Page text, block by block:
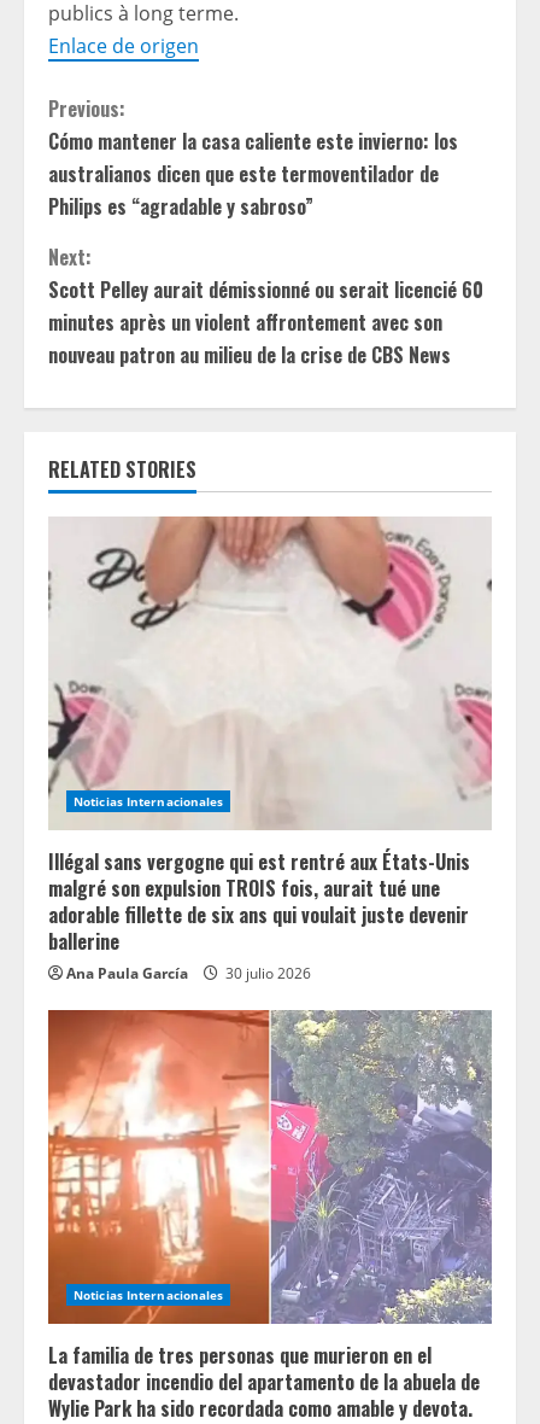
publics à long terme.
Enlace de origen
C
o
n
t
i
n
u
e
R
e
a
d
i
n
g
Previous:
Cómo mantener la casa caliente este invierno: los
australianos dicen que este termoventilador de
Philips es “agradable y sabroso”
Next:
Scott Pelley aurait démissionné ou serait licencié 60
minutes après un violent affrontement avec son
nouveau patron au milieu de la crise de CBS News
RELATED STORIES
Noticias Internacionales
Illégal sans vergogne qui est rentré aux États-Unis
malgré son expulsion TROIS fois, aurait tué une
adorable fillette de six ans qui voulait juste devenir
ballerine
Ana Paula García 30 julio 2026
Noticias Internacionales
La familia de tres personas que murieron en el
devastador incendio del apartamento de la abuela de
Wylie Park ha sido recordada como amable y devota.